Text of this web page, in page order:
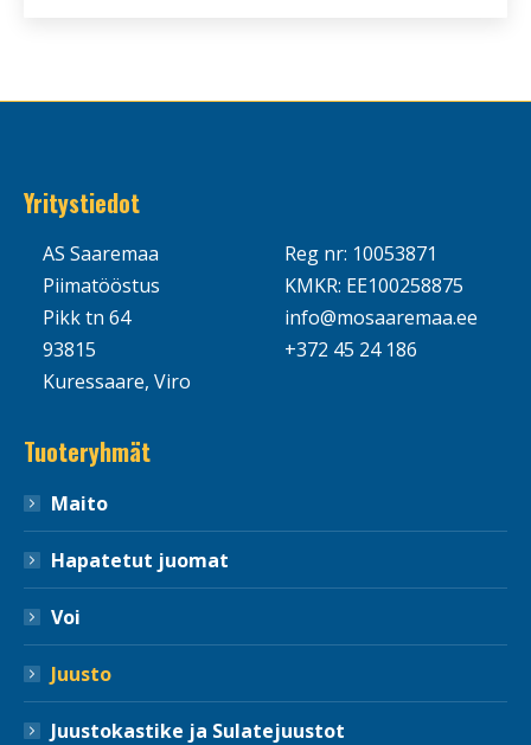
Yritystiedot
AS Saaremaa
Piimatööstus
Pikk tn 64
93815
Kuressaare, Viro
Reg nr: 10053871
KMKR: EE100258875
info@mosaaremaa.ee
+372 45 24 186
Tuoteryhmät
Maito
Hapatetut juomat
Voi
Juusto
Juustokastike ja Sulatejuustot